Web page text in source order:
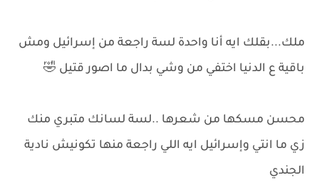
ملك...بقلك ايه أنا واحدة لسة راجعة من إسرائيل ومش
باقية ع الدنيا اختفي من وشي بدال ما اصور قتيل 🤣
محسن مسكها من شعرها ..لسة لسانك متبري منك
زي ما انتي وإسرائيل ايه اللي راجعة منها تكونيش نادية
الجندي